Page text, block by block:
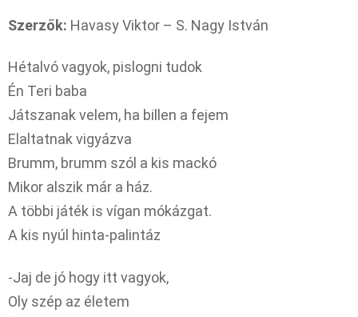
Szerzők: Havasy Viktor – S. Nagy István
Hétalvó vagyok, pislogni tudok
Én Teri baba
Játszanak velem, ha billen a fejem
Elaltatnak vigyázva
Brumm, brumm szól a kis mackó
Mikor alszik már a ház.
A többi játék is vígan mókázgat.
A kis nyúl hinta-palintáz
-Jaj de jó hogy itt vagyok,
Oly szép az életem